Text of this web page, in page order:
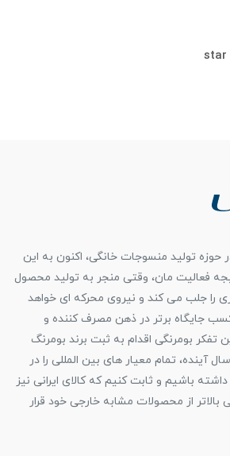
روبالشتی بومرنگ مدل star
تولید منسوجات خانگی، اکنون به این
فعالیت مان، وقتی منجر به تولید محصول
جلب می کند و نیروی محرکه ای خواهد
جایگاه برتر در ذهن مصرف کننده و
تفکر بومرنگی اقدام به ثبت برند بومرنگ
آینده، تمام معیار های بین المللی را در
باشیم و ثابت کنیم که کالای ایرانی نیز
بالاتر از محصولات مشابه خارجی خود قرار